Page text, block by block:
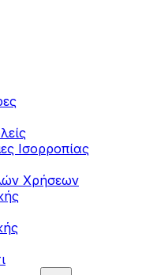
Ισορροπίας
Χρήσεων